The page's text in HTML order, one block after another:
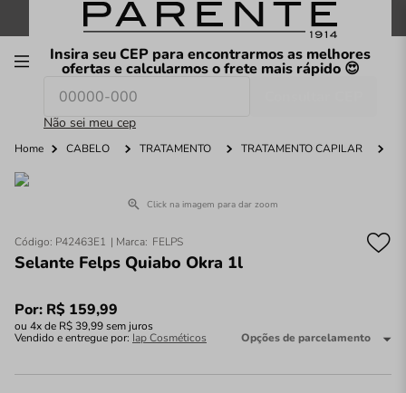
FRETE GRÁTIS nas compras a partir de R$199
Insira seu CEP para encontrarmos as melhores
ofertas e calcularmos o frete mais rápido 😍
Não sei meu cep
O que você procura hoje?
Home CABELO TRATAMENTO TRATAMENTO CAPILAR
Click na imagem para dar zoom
Código: P42463E1 FELPS
Selante Felps Quiabo Okra 1l
Por: R$ 159,99
ou 4x de R$39,99sem juros
Vendido e entregue por: Iap Cosméticos Opções de parcelamento